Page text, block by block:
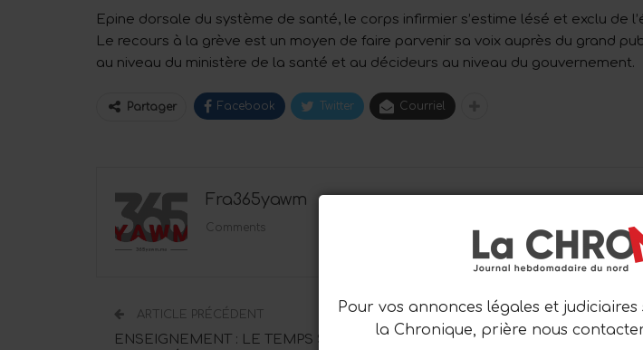
Epine dorsale du système de santé, le corps infirmier s’estime lésé et exclu de
Le recours à la grève est un moyen de faire parvenir sa voix auprès du grand
au niveau du ministère de la santé et au décideurs au niveau du gouvernement.
Partager Facebook Twitter Courriel
Fra365yawm
Comments
ARTICLE PRÉCÉDENT
ENSEIGNEMENT : LE TEMPS SCOLAIRE
ENSEIGNEMENT : DES
Pour vos annonces légales et
la Chronique, prière nous